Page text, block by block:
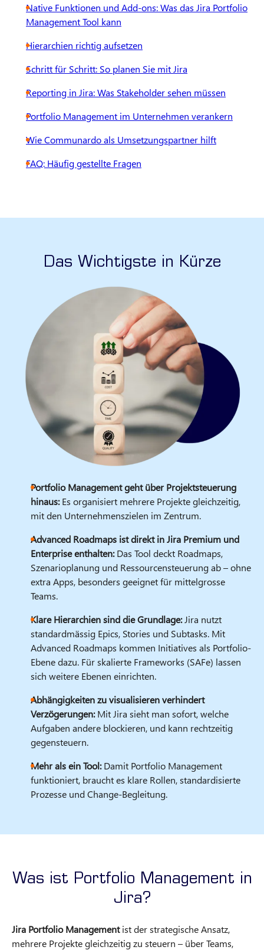
Native Funktionen und Add-ons: Was das Jira Portfolio
Management Tool kann
Hierarchien richtig aufsetzen
Schritt für Schritt: So planen Sie mit Jira
Reporting in Jira: Was Stakeholder sehen müssen
Portfolio Management im Unternehmen verankern
Wie Communardo als Umsetzungspartner hilft
FAQ: Häufig gestellte Fragen
Das Wichtigste in Kürze
Portfolio Management geht über Projektsteuerung
hinaus:Es organisiert mehrere Projekte gleichzeitig,
mit den Unternehmenszielen im Zentrum.
Advanced Roadmaps ist direkt in Jira Premium und
Enterprise enthalten:Das Tool deckt Roadmaps,
Szenarioplanung und Ressourcensteuerung ab – ohne
extra Apps, besonders geeignet für mittelgrosse
Teams.
Klare Hierarchien sind die Grundlage:Jira nutzt
standardmässig Epics, Stories und Subtasks. Mit
Advanced Roadmaps kommen Initiatives als Portfolio-
Ebene dazu. Für skalierte Frameworks (SAFe) lassen
sich weitere Ebenen einrichten.
Abhängigkeiten zu visualisieren verhindert
Verzögerungen:Mit Jira sieht man sofort, welche
Aufgaben andere blockieren, und kann rechtzeitig
gegensteuern.
Mehr als ein Tool:Damit Portfolio Management
funktioniert, braucht es klare Rollen, standardisierte
Prozesse und Change-Begleitung.
Was ist Portfolio Management in
Jira?
Jira Portfolio Managementist der strategische Ansatz,
mehrere Projekte gleichzeitig zu steuern – über Teams,